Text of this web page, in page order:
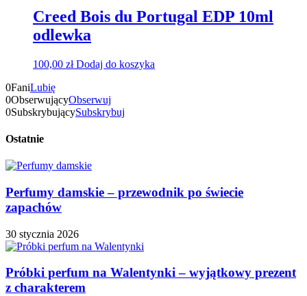
Creed Bois du Portugal EDP 10ml
odlewka
100,00 zł Dodaj do koszyka
0FaniLubię
0ObserwującyObserwuj
0SubskrybującySubskrybuj
Ostatnie
Perfumy damskie – przewodnik po świecie
zapachów
30 stycznia 2026
Próbki perfum na Walentynki – wyjątkowy prezent
z charakterem